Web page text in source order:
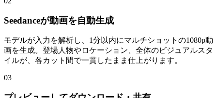
Seedanceが動画を自動生成
モデルが入力を解析し、1分以内にマルチショットの1080p動
画を生成。登場人物やロケーション、全体のビジュアルスタ
イルが、各カット間で一貫したまま仕上がります。
03